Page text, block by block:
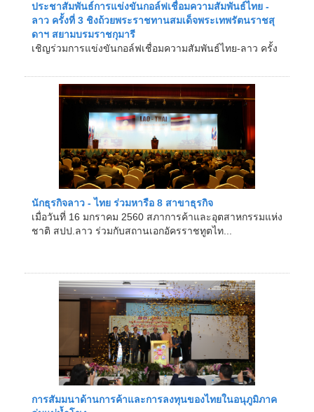
ประชาสัมพันธ์การแข่งขันกอล์ฟเชื่อมความสัมพันธ์ไทย -
ลาว ครั้งที่ 3 ชิงถ้วยพระราชทานสมเด็จพระเทพรัตนราชสุ
ดาฯ สยามบรมราชกุมารี
เชิญร่วมการแข่งขันกอล์ฟเชื่อมความสัมพันธ์ไทย-ลาว ครั้ง
นักธุรกิจลาว - ไทย ร่วมหารือ 8 สาขาธุรกิจ
เมื่อวันที่ 16 มกราคม 2560 สภาการค้าและอุตสาหกรรมแห่ง
ชาติ สปป.ลาว ร่วมกับสถานเอกอัครราชทูตไท...
การสัมมนาด้านการค้าและการลงทุนของไทยในอนุภูมิภาค